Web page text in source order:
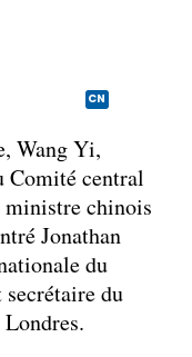
CN
Wang Yi,
Comité central
chinois
Jonathan
du
du